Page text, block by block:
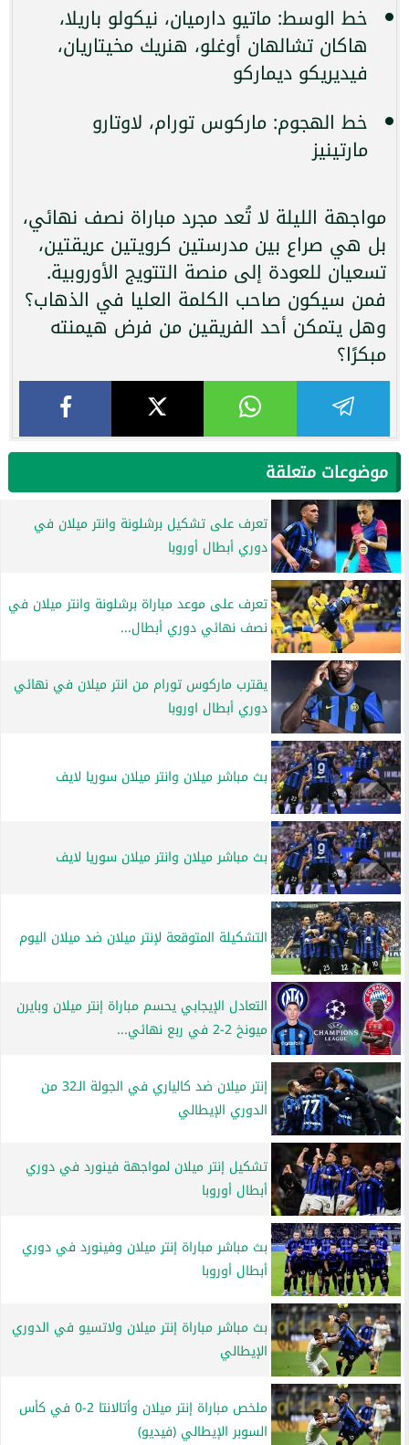
خط الوسط: ماتيو دارميان، نيكولو باريلا،
هاكان تشالهان أوغلو، هنريك مخيتاريان،
فيديريكو ديماركو
خط الهجوم: ماركوس تورام، لاوتارو
مارتينيز
مواجهة الليلة لا تُعد مجرد مباراة نصف نهائي،
بل هي صراع بين مدرستين كرويتين عريقتين،
تسعيان للعودة إلى منصة التتويج الأوروبية.
فمن سيكون صاحب الكلمة العليا في الذهاب؟
وهل يتمكن أحد الفريقين من فرض هيمنته
مبكرًا؟
موضوعات متعلقة
تعرف على تشكيل برشلونة وانتر ميلان في
دوري أبطال أوروبا
تعرف على موعد مباراة برشلونة وانتر ميلان في
نصف نهائي دوري أبطال...
يقترب ماركوس تورام من انتر ميلان في نهائي
دوري أبطال اوروبا
بث مباشر ميلان وانتر ميلان سوريا لايف
بث مباشر ميلان وانتر ميلان سوريا لايف
التشكيلة المتوقعة لإنتر ميلان ضد ميلان اليوم
التعادل الإيجابي يحسم مباراة إنتر ميلان وبايرن
ميونخ 2-2 في ربع نهائي...
إنتر ميلان ضد كالياري في الجولة الـ32 من
الدوري الإيطالي
تشكيل إنتر ميلان لمواجهة فينورد في دوري
أبطال أوروبا
بث مباشر مباراة إنتر ميلان وفينورد في دوري
أبطال أوروبا
بث مباشر مباراة إنتر ميلان ولاتسيو في الدوري
الإيطالي
ملخص مباراة إنتر ميلان وأتالانتا 2-0 في كأس
السوبر الإيطالي (فيديو)